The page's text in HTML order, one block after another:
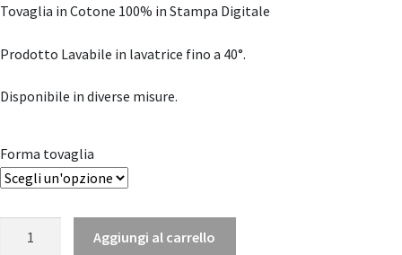
Tovaglia in Cotone 100% in Stampa Digitale
Prodotto Lavabile in lavatrice fino a 40°.
Disponibile in diverse misure.
Forma tovaglia
Aggiungi al carrello